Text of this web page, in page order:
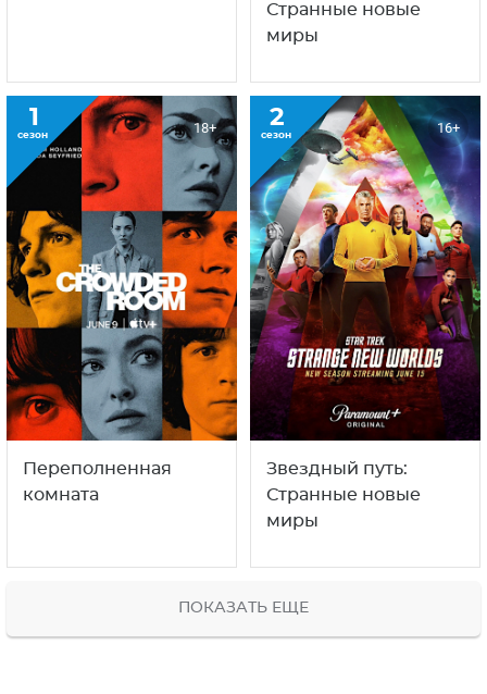
Странные новые
миры
1
сезон 18+
Переполненная
комната
2
сезон 16+
Звездный путь:
Странные новые
миры
ПОКАЗАТЬ ЕЩЕ